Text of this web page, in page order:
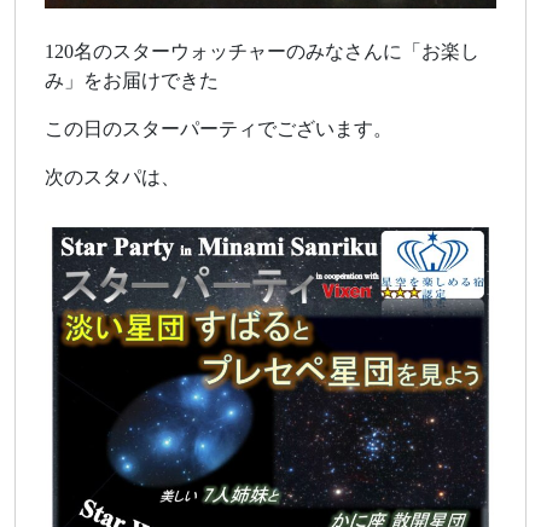
120名のスターウォッチャーのみなさんに「お楽し
み」をお届けできた
この日のスターパーティでございます。
次のスタパは、